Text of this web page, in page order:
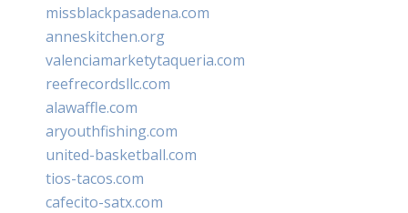
missblackpasadena.com
anneskitchen.org
valenciamarketytaqueria.com
reefrecordsllc.com
alawaffle.com
aryouthfishing.com
united-basketball.com
tios-tacos.com
cafecito-satx.com